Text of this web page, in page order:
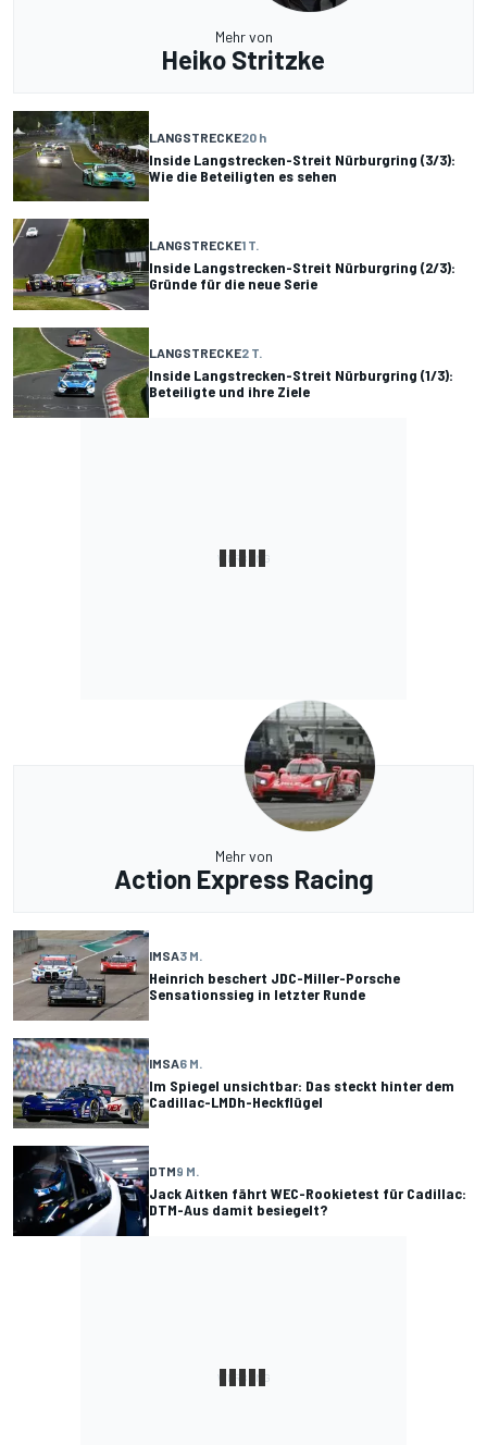
Mehr von
Heiko Stritzke
LANGSTRECKE20 h
Inside Langstrecken-Streit Nürburgring (3/3):
Wie die Beteiligten es sehen
LANGSTRECKE1 T.
Inside Langstrecken-Streit Nürburgring (2/3):
Gründe für die neue Serie
LANGSTRECKE2 T.
Inside Langstrecken-Streit Nürburgring (1/3):
Beteiligte und ihre Ziele
Mehr von
Action Express Racing
IMSA3 M.
Heinrich beschert JDC-Miller-Porsche
Sensationssieg in letzter Runde
IMSA6 M.
Im Spiegel unsichtbar: Das steckt hinter dem
Cadillac-LMDh-Heckflügel
DTM9 M.
Jack Aitken fährt WEC-Rookietest für Cadillac:
DTM-Aus damit besiegelt?